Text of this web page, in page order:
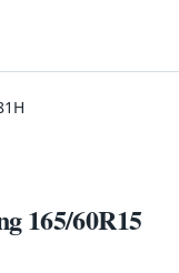
165/60R15